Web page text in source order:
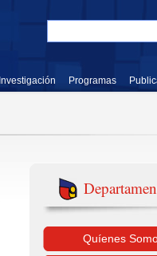
Investigación Programas
Quíenes